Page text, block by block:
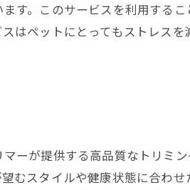
す。このサービスを利用する
はペットにとってもストレス
ーが提供する高品質なトリミ
むスタイルや健康状態に合わ